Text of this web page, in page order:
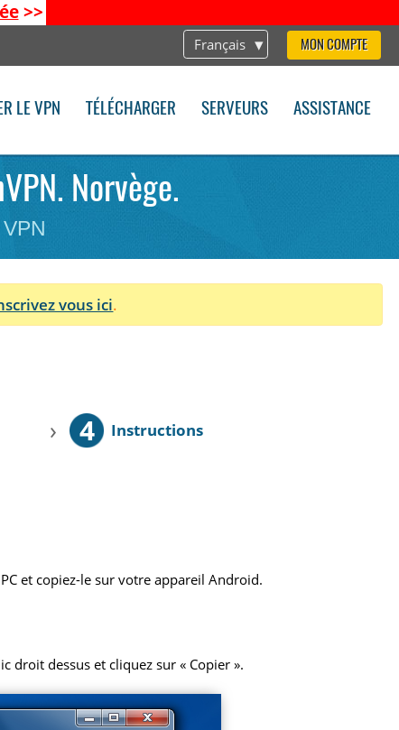
>>
Français MON COMPTE
LE VPN TÉLÉCHARGER SERVEURS ASSISTANCE
Norvège.
vous ici.
› 4 Instructions
et copiez-le sur votre appareil Android.
droit dessus et cliquez sur « Copier ».